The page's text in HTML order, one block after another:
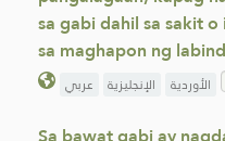
sa gabi dahil sa sakit
sa maghapon ng
عربي الإنجليزية الأوردية